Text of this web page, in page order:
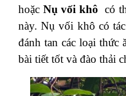
hoặc Nụ vối khô có
này. Nụ vối khô có
đánh tan các loại thức
bài tiết tốt và đào thải